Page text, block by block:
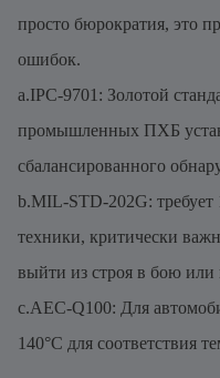
просто бюрократия, это
ошибок.
a.IPC-9701: Золотой
промышленных ПХБ
сбалансированного
b.MIL-STD-202G: требует
техники, критически
выйти из строя в бою или
c.AEC-Q100: Для
140°C для соответствия